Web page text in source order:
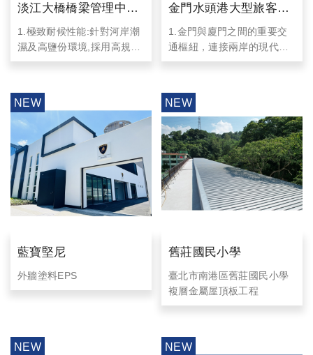
淡江大橋橋梁管理中心
屋頂金屬板暨造型環樑
包板工程
1.極致耐候性能:針對河岸潮
濕及高鹽份環境,採用高規格
鋅合金鋁板,解決腐蝕問題,大
2.曲面工藝突破:環樑輕質造
型包板系統,突破傳統接縫限
制。透過精準施工達成無縫
一體成形效果,完美還原建築
設計之曲率弧線。
3.結構優化:結合輕量材料特
性,減輕結構荷重同時強化屋
面整體結構完整。
金門水頭港大型旅客服
務中心
1.金門與廈門之間的重要交
通樞紐，連接兩岸的現代化
客運碼頭設施
設計，展現現代化港口的新
風貌
3.大跨距結構設計、 超長屋
面板一體成型、 提供旅客舒
適空間開闊視野
4.臨海邊高耐腐蝕烤漆鋼
板、 防火安全屋面結構 、符
合港口建築安全規範
構設計
藍寶堅尼
外牆塗料EPS
舊莊國民小學
臺北市南港區舊莊國民小學
複層金屬屋頂板工程